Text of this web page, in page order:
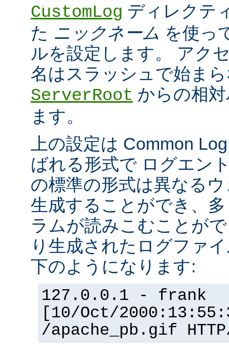
CustomLog ディレクテ
た ニックネーム を使っ
ルを設定します。 アク
名はスラッシュで始ま
ServerRoot からの相
ます。
上の設定は Common
ばれる形式で ログエン
の標準の形式は異なる
生成することができ、
ラムが読みこむことが
り生成されたログファ
下のようになります:
127.0.0.1 - frank
[10/Oct/
/apache_pb.gif